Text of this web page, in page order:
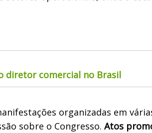
diretor comercial no Brasil
organizadas em
sobre o Congresso. Atos